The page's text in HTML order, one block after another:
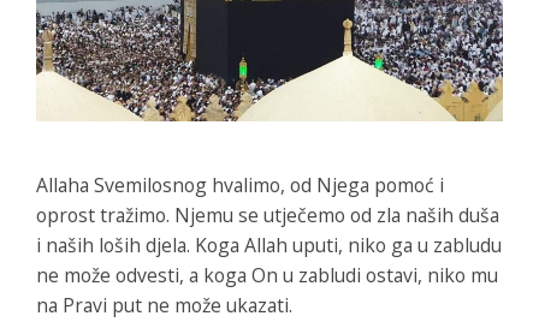
Allaha Svemilosnog hvalimo, od Njega pomoć i
oprost tražimo. Njemu se utječemo od zla naših duša
i naših loših djela. Koga Allah uputi, niko ga u zabludu
ne može odvesti, a koga On u zabludi ostavi, niko mu
na Pravi put ne može ukazati.